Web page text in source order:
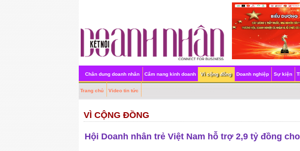
Chân dung doanh nhân Cẩm nang kinh doanh Vì cộng đồng Doanh nghiệp Sự kiện
Trang chủ Video tin tức
VÌ CỘNG ĐỒNG
Hội Doanh nhân trẻ Việt Nam hỗ trợ 2,9 tỷ đồng